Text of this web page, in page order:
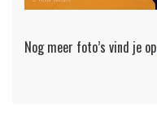
Nog meer foto’s vind je op